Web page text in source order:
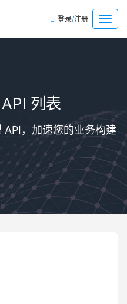
菜
单
登录/注册
API 列表
，加速您的业务构建